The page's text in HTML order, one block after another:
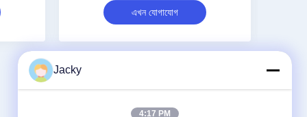
এখন যোগাযোগ
আমাদের সাথে যোগাযোগ করুন
Jacky
4:17 PM